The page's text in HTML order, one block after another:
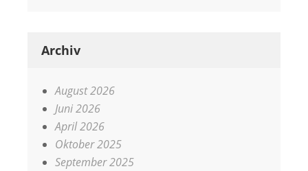
Archiv
August 2026
Juni 2026
April 2026
Oktober 2025
September 2025